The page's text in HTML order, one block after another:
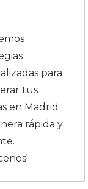
para
tus
en Madrid
rápida y